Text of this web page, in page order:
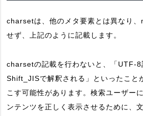
charsetは、他のメタ要素とは異なり、
せず、上記のように記載します。
charsetの記載を行わないと、「UTF-
Shift_JISで解釈される」といったこと
こす可能性があります。検索ユーザー
ンテンツを正しく表示させるために、